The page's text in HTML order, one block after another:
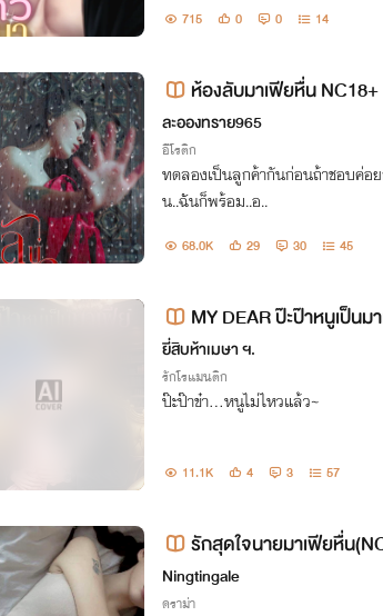
715 0 0 14
ห้องลับมาเฟียหื่น NC18+
ละอองทราย965
อีโรติก
ทดลองเป็นลูกค้ากันก่อนถ้าชอบค่อ
น..ฉันก็พร้อม..อ..
68.0K 29 30 45
MY DEAR ป๊ะป๊าหนูเป็นม
ยี่สิบห้าเมษา ฯ.
รักโรแมนติก
ป๊ะป๊าข๋า...หนูไม่ไหวแล้ว~
11.1K 4 3 57
รักสุดใจนายมาเฟียหื่น
ยหนี
Ningtingale
ดราม่า